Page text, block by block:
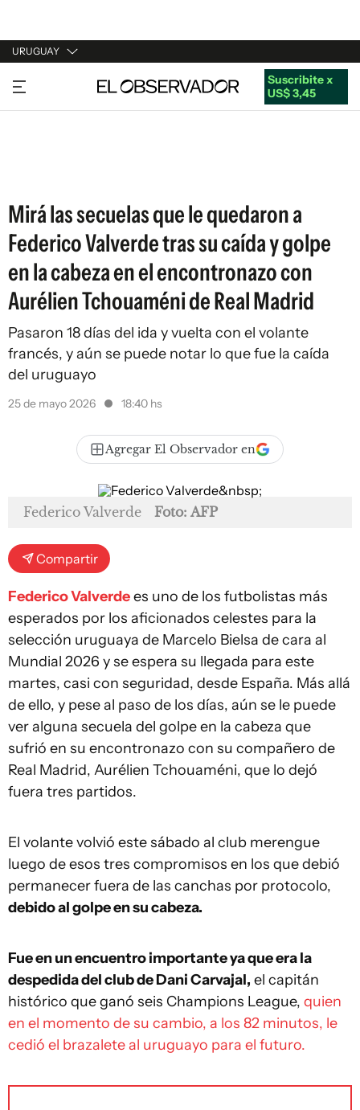
URUGUAY
URUGUAY
ARGENTINA
Suscribite x
US$ 3,45
Mirá las secuelas que le quedaron a
Federico Valverde tras su caída y golpe
en la cabeza en el encontronazo con
Aurélien Tchouaméni de Real Madrid
Pasaron 18 días del ida y vuelta con el volante
francés, y aún se puede notar lo que fue la caída
del uruguayo
25 de mayo 2026 18:40 hs
Agregar El Observador en
Federico Valverde Foto: AFP
Compartir
Federico Valverdees uno de los futbolistas más
esperados por los aficionados celestes para la
selección uruguaya de Marcelo Bielsa de cara al
Mundial 2026 y se espera su llegada para este
martes, casi con seguridad, desde España. Más allá
de ello, y pese al paso de los días, aún se le puede
ver alguna secuela del golpe en la cabeza que
sufrió en su encontronazo con su compañero de
Real Madrid, Aurélien Tchouaméni, que lo dejó
fuera tres partidos.
El volante volvió este sábado al club merengue
luego de esos tres compromisos en los que debió
permanecer fuera de las canchas por protocolo,
debido al golpe en su cabeza.
Fue en un encuentro importante ya que era la
despedida del club de Dani Carvajal, el capitán
histórico que ganó seis Champions League, quien
en el momento de su cambio, a los 82 minutos, le
cedió el brazalete al uruguayo para el futuro.